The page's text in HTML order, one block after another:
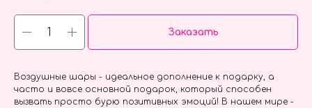
Заказать
Воздушные шары - идеальное дополнение к подарку, а
часто и вовсе основной подарок, который способен
вызвать просто бурю позитивных эмоций! В нашем мире -